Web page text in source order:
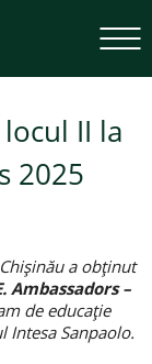
II la
2025
Chișinău a obținut
Ambassadors –
de educație
Intesa Sanpaolo.